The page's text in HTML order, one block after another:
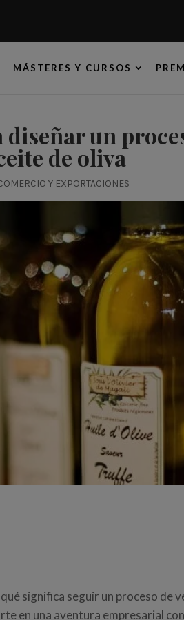
MÁSTERES Y CURSOS
diseñar un
de oliva
Y EXPORTACIONES
significa seguir un proceso de
en una aventura empresarial